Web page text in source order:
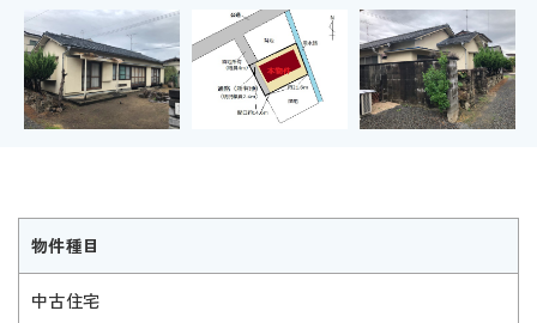
物件種目
中古住宅